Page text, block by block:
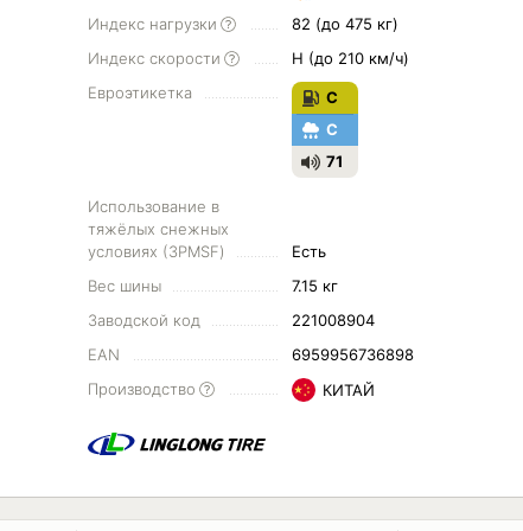
Индекс нагрузки
82 (до 475 кг)
Индекс скорости
H (до 210 км/ч)
Евроэтикетка
C
C
71
Использование в
тяжёлых снежных
условиях (3PMSF)
Есть
Вес шины
7.15 кг
Заводской код
221008904
EAN
6959956736898
Производство
КИТАЙ